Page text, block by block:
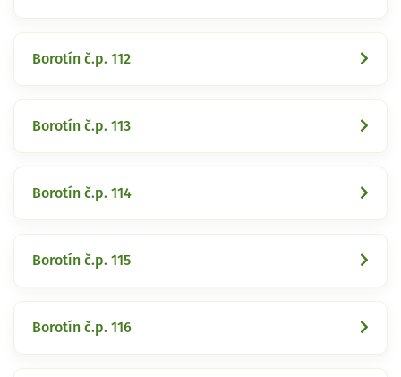
Borotín č.p. 112
Borotín č.p. 113
Borotín č.p. 114
Borotín č.p. 115
Borotín č.p. 116